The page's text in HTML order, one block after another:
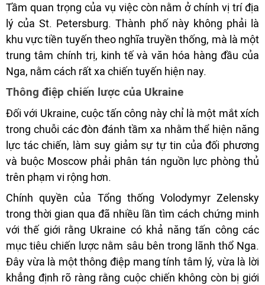
Tầm quan trọng của vụ việc còn nằm ở chính vị trí địa
lý của St. Petersburg. Thành phố này không phải là
khu vực tiền tuyến theo nghĩa truyền thống, mà là một
trung tâm chính trị, kinh tế và văn hóa hàng đầu của
Nga, nằm cách rất xa chiến tuyến hiện nay.
Thông điệp chiến lược của Ukraine
Đối với Ukraine, cuộc tấn công này chỉ là một mắt xích
trong chuỗi các đòn đánh tầm xa nhằm thể hiện năng
lực tác chiến, làm suy giảm sự tự tin của đối phương
và buộc Moscow phải phân tán nguồn lực phòng thủ
trên phạm vi rộng hơn.
Chính quyền của Tổng thống Volodymyr Zelensky
trong thời gian qua đã nhiều lần tìm cách chứng minh
với thế giới rằng Ukraine có khả năng tấn công các
mục tiêu chiến lược nằm sâu bên trong lãnh thổ Nga.
Đây vừa là một thông điệp mang tính tâm lý, vừa là lời
khẳng định rõ ràng rằng cuộc chiến không còn bị giới